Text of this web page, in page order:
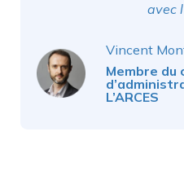
avec
Vincent
Membre du
L’ARCES